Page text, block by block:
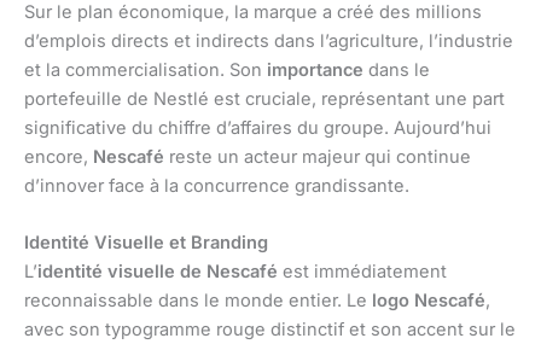
Sur le plan économique, la marque a créé des millions
d’emplois directs et indirects dans l’agriculture, l’industrie
et la commercialisation. Son importance dans le
portefeuille de Nestlé est cruciale, représentant une part
significative du chiffre d’affaires du groupe. Aujourd’hui
encore, Nescafé reste un acteur majeur qui continue
d’innover face à la concurrence grandissante.
Identité Visuelle et Branding
L’identité visuelle de Nescafé est immédiatement
reconnaissable dans le monde entier. Le logo Nescafé,
avec son typogramme rouge distinctif et son accent sur le